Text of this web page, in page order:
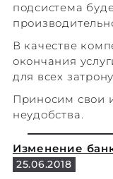
подсистема
В качестве
окончания
для всех
Приносим свои
неудобства.
Изменение
25.06.2018